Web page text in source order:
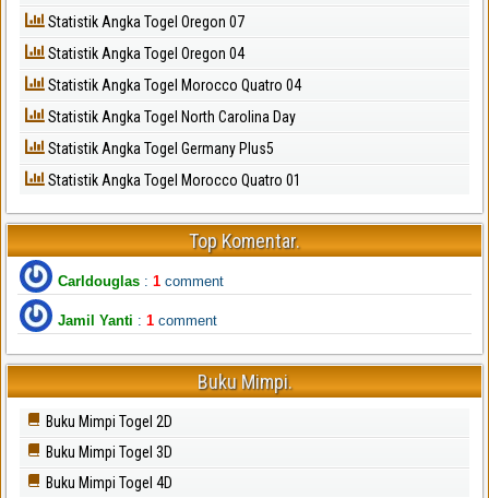
Statistik Angka Togel Oregon 07
Statistik Angka Togel Oregon 04
Statistik Angka Togel Morocco Quatro 04
Statistik Angka Togel North Carolina Day
Statistik Angka Togel Germany Plus5
Statistik Angka Togel Morocco Quatro 01
Top Komentar.
Carldouglas : 1 comment
Jamil Yanti : 1 comment
Buku Mimpi.
Buku Mimpi Togel 2D
Buku Mimpi Togel 3D
Buku Mimpi Togel 4D